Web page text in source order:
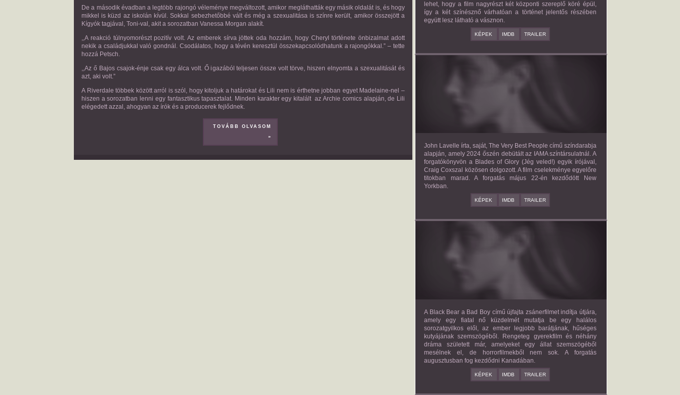
lehet, hogy a film nagyrészt két központi szereplő köré épül,
így a két színésznő várhatóan a történet jelentős részében
együtt lesz látható a vásznon.
KÉPEK IMDB TRAILER
THE VERY BEST PEOPLE
John Lavelle írta, saját, The Very Best People című színdarabja
alapján, amely 2024 őszén debütált az IAMA színtársulatnál. A
forgatókönyvön a Blades of Glory (Jég veled!) egyik írójával,
Craig Coxszal közösen dolgozott. A film cselekménye egyelőre
titokban marad. A forgatás május 22-én kezdődött New
Yorkban.
KÉPEK IMDB TRAILER
BAD BOY
A Black Bear a Bad Boy című újfajta zsánerfilmet indítja útjára,
amely egy fiatal nő küzdelmét mutatja be egy halálos
sorozatgyilkos elől, az ember legjobb barátjának, hűséges
kutyájának szemszögéből. Rengeteg gyerekfilm és néhány
dráma született már, amelyeket egy állat szemszögéből
mesélnek el, de horrorfilmekből nem sok. A forgatás
augusztusban fog kezdődni Kanadában.
KÉPEK IMDB TRAILER
De a második évadban a legtöbb rajongó véleménye megváltozott, amikor megláthatták egy másik oldalát is, és hogy
mikkel is küzd az iskolán kívül. Sokkal sebezhetőbbé vált és még a szexualitása is színre került, amikor összejött a
Kígyók tagjával, Toni-val, akit a sorozatban Vanessa Morgan alakít.
,,A reakció túlnyomorészt pozitív volt. Az emberek sírva jöttek oda hozzám, hogy Cheryl története önbizalmat adott
nekik a családjukkal való gondnál. Csodálatos, hogy a tévén keresztül összekapcsolódhatunk a rajongókkal.” – tette
hozzá Petsch.
,,Az ő Bajos csajok-énje csak egy álca volt. Ő igazából teljesen össze volt törve, hiszen elnyomta a szexualitását és
azt, aki volt.”
A Riverdale többek között arról is szól, hogy kitoljuk a határokat és Lili nem is érthetne jobban egyet Madelaine-nel –
hiszen a sorozatban lenni egy fantasztikus tapasztalat. Minden karakter egy kitalált az Archie comics alapján, de Lili
elégedett azzal, ahogyan az írók és a producerek fejlődnek.
TOVÁBB OLVASOM
»